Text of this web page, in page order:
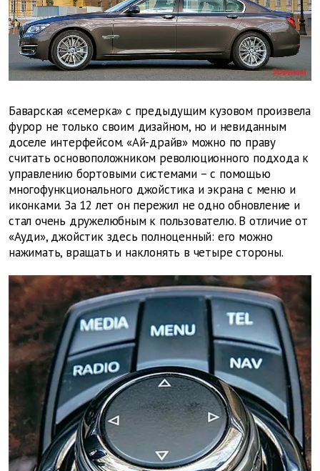
Баварская «семерка» с предыдущим кузовом произвела
фурор не только своим дизайном, но и невиданным
доселе интерфейсом. «Ай-драйв» можно по праву
считать основоположником революционного подхода к
управлению бортовыми системами – с помощью
многофункционального джойстика и экрана с меню и
иконками. За 12 лет он пережил не одно обновление и
стал очень дружелюбным к пользователю. В отличие от
«Ауди», джойстик здесь полноценный: его можно
нажимать, вращать и наклонять в четыре стороны.